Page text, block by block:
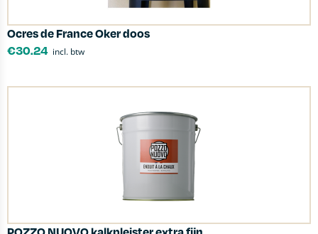
Ocres de France Oker doos
€30.24 incl. btw